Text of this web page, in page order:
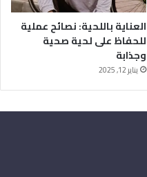
العناية باللحية: نصائح عملية
للحفاظ على لحية صحية
وجذابة
يناير 12, 2025